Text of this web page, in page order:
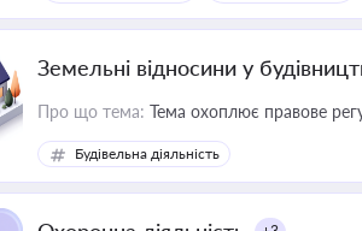
Земельні відносини у
Про що тема: Тема охоплює правове
Будівельна діяльність